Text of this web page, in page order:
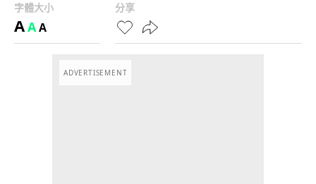
字體大小
AAA
分享
ADVERTISEMENT